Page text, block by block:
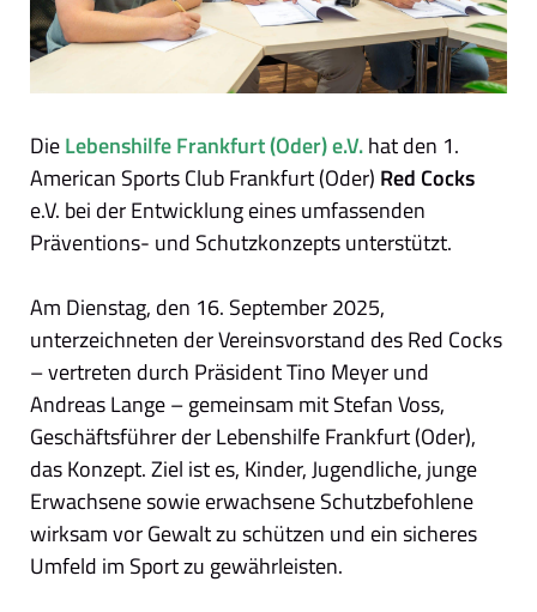
DieLebenshilfe Frankfurt (Oder) e.V.hat den 1.
American Sports Club Frankfurt (Oder) Red Cocks
e.V. bei der Entwicklung eines umfassenden
Präventions- und Schutzkonzepts unterstützt.
Am Dienstag, den 16. September 2025,
unterzeichneten der Vereinsvorstand des Red Cocks
– vertreten durch Präsident Tino Meyer und
Andreas Lange – gemeinsam mit Stefan Voss,
Geschäftsführer der Lebenshilfe Frankfurt (Oder),
das Konzept. Ziel ist es, Kinder, Jugendliche, junge
Erwachsene sowie erwachsene Schutzbefohlene
wirksam vor Gewalt zu schützen und ein sicheres
Umfeld im Sport zu gewährleisten.